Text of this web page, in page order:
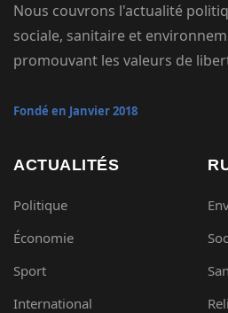
Nous couvrons l'actualité
sociale, sanitaire et
promouvant les valeurs de
Fondé en Janvier 2018
ACTUALITÉS
Politique
Économie
Sport
International